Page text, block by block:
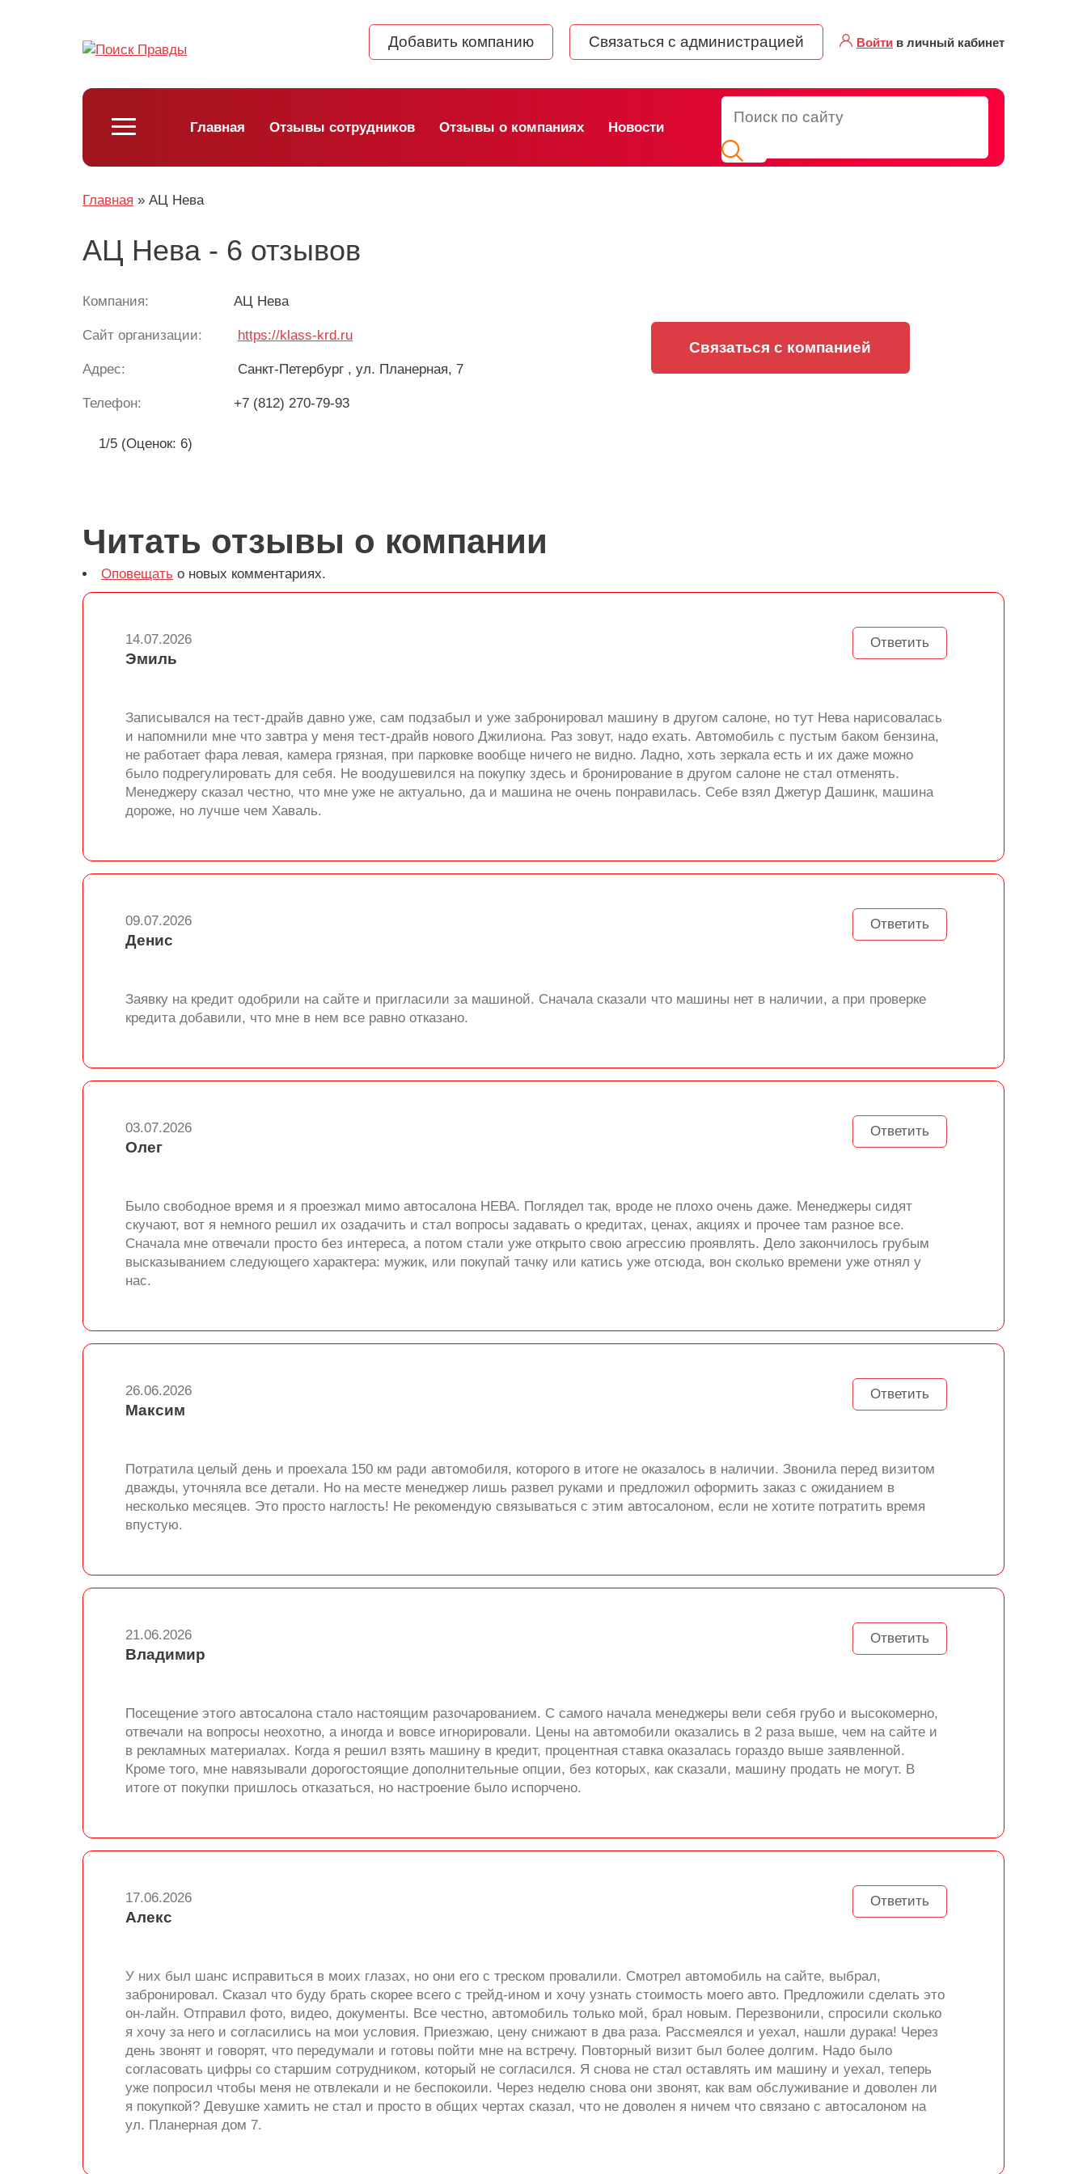
Добавить компанию Связаться с администрацией Войти в личный кабинет
Главная Отзывы сотрудников Отзывы о компаниях Новости
Главная » АЦ Нева
АЦ Нева - 6 отзывов
Компания: АЦ Нева
Сайт организации: https://klass-krd.ru
Адрес: Санкт-Петербург , ул. Планерная, 7
Телефон: +7 (812) 270-79-93
1/5 (Оценок: 6)
Связаться с компанией
Читать отзывы о компании
Оповещать о новых комментариях.
Ответить
14.07.2026
Эмиль
Записывался на тест-драйв давно уже, сам подзабыл и уже забронировал машину в другом салоне, но тут Нева нарисовалась
и напомнили мне что завтра у меня тест-драйв нового Джилиона. Раз зовут, надо ехать. Автомобиль с пустым баком бензина,
не работает фара левая, камера грязная, при парковке вообще ничего не видно. Ладно, хоть зеркала есть и их даже можно
было подрегулировать для себя. Не воодушевился на покупку здесь и бронирование в другом салоне не стал отменять.
Менеджеру сказал честно, что мне уже не актуально, да и машина не очень понравилась. Себе взял Джетур Дашинк, машина
дороже, но лучше чем Хаваль.
Ответить
09.07.2026
Денис
Заявку на кредит одобрили на сайте и пригласили за машиной. Сначала сказали что машины нет в наличии, а при проверке
кредита добавили, что мне в нем все равно отказано.
Ответить
03.07.2026
Олег
Было свободное время и я проезжал мимо автосалона НЕВА. Поглядел так, вроде не плохо очень даже. Менеджеры сидят
скучают, вот я немного решил их озадачить и стал вопросы задавать о кредитах, ценах, акциях и прочее там разное все.
Сначала мне отвечали просто без интереса, а потом стали уже открыто свою агрессию проявлять. Дело закончилось грубым
высказыванием следующего характера: мужик, или покупай тачку или катись уже отсюда, вон сколько времени уже отнял у
нас.
Ответить
26.06.2026
Максим
Потратила целый день и проехала 150 км ради автомобиля, которого в итоге не оказалось в наличии. Звонила перед визитом
дважды, уточняла все детали. Но на месте менеджер лишь развел руками и предложил оформить заказ с ожиданием в
несколько месяцев. Это просто наглость! Не рекомендую связываться с этим автосалоном, если не хотите потратить время
впустую.
Ответить
21.06.2026
Владимир
Посещение этого автосалона стало настоящим разочарованием. С самого начала менеджеры вели себя грубо и высокомерно,
отвечали на вопросы неохотно, а иногда и вовсе игнорировали. Цены на автомобили оказались в 2 раза выше, чем на сайте и
в рекламных материалах. Когда я решил взять машину в кредит, процентная ставка оказалась гораздо выше заявленной.
Кроме того, мне навязывали дорогостоящие дополнительные опции, без которых, как сказали, машину продать не могут. В
итоге от покупки пришлось отказаться, но настроение было испорчено.
Ответить
17.06.2026
Алекс
У них был шанс исправиться в моих глазах, но они его с треском провалили. Смотрел автомобиль на сайте, выбрал,
забронировал. Сказал что буду брать скорее всего с трейд-ином и хочу узнать стоимость моего авто. Предложили сделать это
он-лайн. Отправил фото, видео, документы. Все честно, автомобиль только мой, брал новым. Перезвонили, спросили сколько
я хочу за него и согласились на мои условия. Приезжаю, цену снижают в два раза. Рассмеялся и уехал, нашли дурака! Через
день звонят и говорят, что передумали и готовы пойти мне на встречу. Повторный визит был более долгим. Надо было
согласовать цифры со старшим сотрудником, который не согласился. Я снова не стал оставлять им машину и уехал, теперь
уже попросил чтобы меня не отвлекали и не беспокоили. Через неделю снова они звонят, как вам обслуживание и доволен ли
я покупкой? Девушке хамить не стал и просто в общих чертах сказал, что не доволен я ничем что связано с автосалоном на
ул. Планерная дом 7.